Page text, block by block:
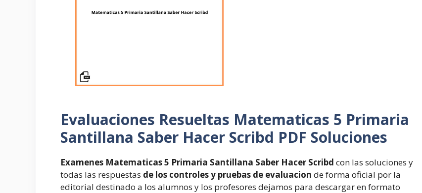
Evaluaciones Resueltas Matematicas 5 Primaria
Santillana Saber Hacer Scribd PDF Soluciones
Examenes Matematicas 5 Primaria Santillana Saber Hacer Scribd con las soluciones y
todas las respuestas de los controles y pruebas de evaluacion de forma oficial por la
editorial destinado a los alumnos y los profesores dejamos para descargar en formato